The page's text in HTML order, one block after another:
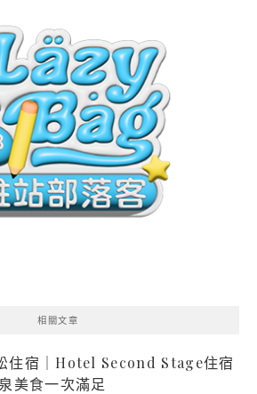
相關文章
住宿｜Hotel Second Stage住宿
美食一次滿足